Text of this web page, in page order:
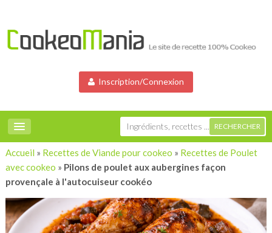
Inscription/Connexion
Accueil » Recettes de Viande pour cookeo » Recettes de Poulet
avec cookeo » Pilons de poulet aux aubergines façon
provençale à l'autocuiseur cookéo